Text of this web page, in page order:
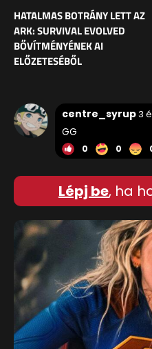
HATALMAS BOTRÁNY LETT AZ
ARK: SURVIVAL EVOLVED
BŐVÍTMÉNYÉNEK AI
ELŐZETESÉBŐL
centre_syrup3
GG
0 0
Lépj be, ha